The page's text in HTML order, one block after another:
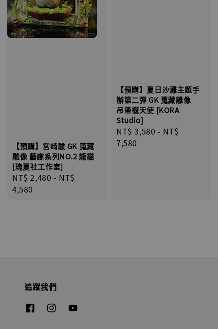
【預購】宮崎駿 GK 蒐藏
雕像 藝廊系列NO.2 龍貓
[瑰夏社工作室]
Regular
price
NT$ 2,480 - NT$
4,580
【預購】夏日沙灘主題手
辦第二彈 GK 蒐藏雕像
吊帶襪天使 [KORA
Studio]
Regular
price
NT$ 3,580 - NT$
7,580
追蹤我們